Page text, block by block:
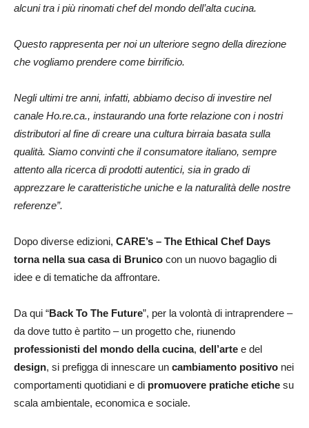
alcuni tra i più rinomati chef del mondo dell’alta cucina.
Questo rappresenta per noi un ulteriore segno della direzione
che vogliamo prendere come birrificio.
Negli ultimi tre anni, infatti, abbiamo deciso di investire nel
canale Ho.re.ca., instaurando una forte relazione con i nostri
distributori al fine di creare una cultura birraia basata sulla
qualità. Siamo convinti che il consumatore italiano, sempre
attento alla ricerca di prodotti autentici, sia in grado di
apprezzare le caratteristiche uniche e la naturalità delle nostre
referenze”.
Dopo diverse edizioni, CARE’s – The Ethical Chef Days
torna nella sua casa di Brunico con un nuovo bagaglio di
idee e di tematiche da affrontare.
Da qui “Back To The Future”, per la volontà di intraprendere –
da dove tutto è partito – un progetto che, riunendo
professionisti del mondo della cucina, dell’arte e del
design, si prefigga di innescare un cambiamento positivo nei
comportamenti quotidiani e di promuovere pratiche etiche su
scala ambientale, economica e sociale.